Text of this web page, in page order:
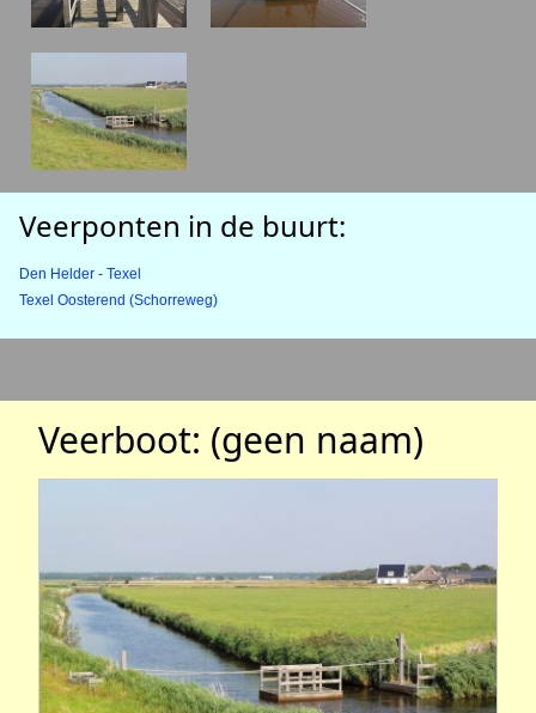
Veerponten in de buurt:
Den Helder - Texel
Texel Oosterend (Schorreweg)
Veerboot: (geen naam)